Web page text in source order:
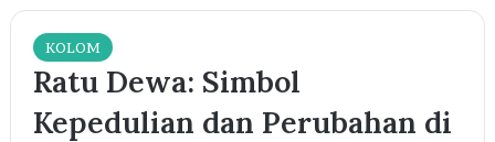
KOLOM
Ratu Dewa: Simbol
Kepedulian dan Perubahan di